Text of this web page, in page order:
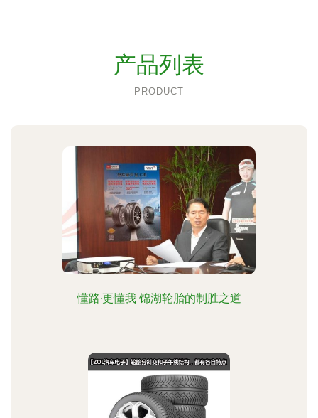
产品列表
PRODUCT
懂路·更懂我 锦湖轮胎的制胜之道